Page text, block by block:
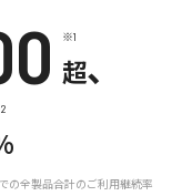
※1
超、
全製品合計のご利用継続率